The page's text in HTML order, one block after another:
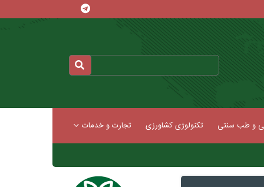
و طب سنتی تکنولوژی کشاورزی تجارت و خدمات